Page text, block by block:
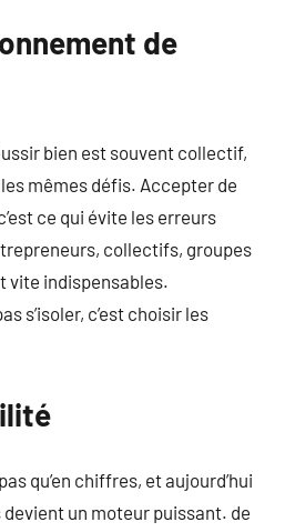
de
bien est souvent collectif,
mêmes défis. Accepter de
ce qui évite les erreurs
collectifs, groupes
vite indispensables.
s’isoler, c’est choisir les
qu’en chiffres, et aujourd’hui
devient un moteur puissant. de